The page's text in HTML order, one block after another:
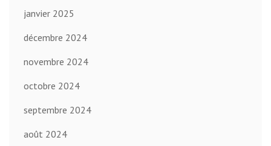
janvier 2025
décembre 2024
novembre 2024
octobre 2024
septembre 2024
août 2024